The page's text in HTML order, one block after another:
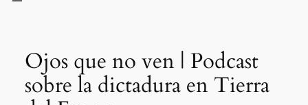
Ojos que no ven | Podcast
sobre la dictadura en Tierra